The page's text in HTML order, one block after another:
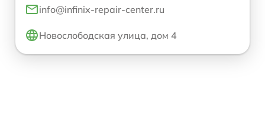
info@infinix-repair-center.ru
Новослободская улица, дом 4